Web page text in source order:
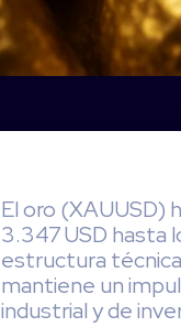
El oro (XAUUSD)
3.347 USD hasta
estructura
mantiene un
industrial y de